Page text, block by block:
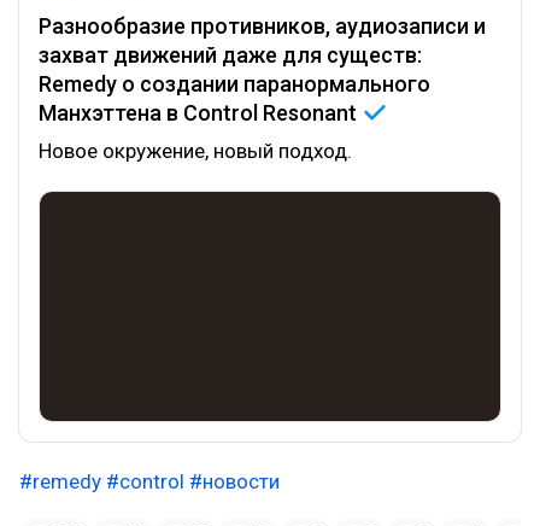
Разнообразие противников, аудиозаписи и
захват движений даже для существ:
Remedy о создании паранормального
Манхэттена в Control Resonant
Новое окружение, новый подход.
#remedy #control #новости